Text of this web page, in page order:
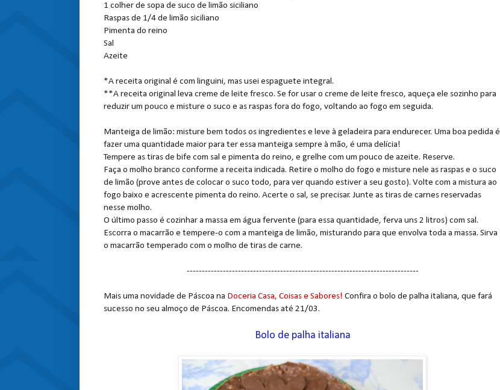
1 colher de sopa de suco de limão siciliano
Raspas de 1/4 de limão siciliano
Pimenta do reino
Sal
Azeite
*A receita original é com linguini, mas usei espaguete integral.
**A receita original leva creme de leite fresco. Se for usar o creme de leite fresco, aqueça ele sozinho para
reduzir um pouco e misture o suco e as raspas fora do fogo, voltando ao fogo em seguida.
Manteiga de limão: misture bem todos os ingredientes e leve à geladeira para endurecer. Uma boa pedida é
fazer uma quantidade maior para ter essa manteiga sempre à mão, é uma delícia!
Tempere as tiras de bife com sal e pimenta do reino, e grelhe com um pouco de azeite. Reserve.
Faça o molho branco conforme a receita indicada. Retire o molho do fogo e misture nele as raspas e o suco
de limão (prove antes de colocar o suco todo, para ver quando estiver a seu gosto). Volte com a mistura ao
fogo baixo e acrescente pimenta do reino. Acerte o sal, se precisar. Junte as tiras de carnes reservadas
nesse molho.
O último passo é cozinhar a massa em água fervente (para essa quantidade, ferva uns 2 litros) com sal.
Escorra o macarrão e tempere-o com a manteiga de limão, misturando para que envolva toda a massa. Sirva
o macarrão temperado com o molho de tiras de carne.
-----------------------------------------------------------------------------
Mais uma novidade de Páscoa na Doceria Casa, Coisas e Sabores! Confira o bolo de palha italiana, que fará
sucesso no seu almoço de Páscoa. Encomendas até 21/03.
Bolo de palha italiana